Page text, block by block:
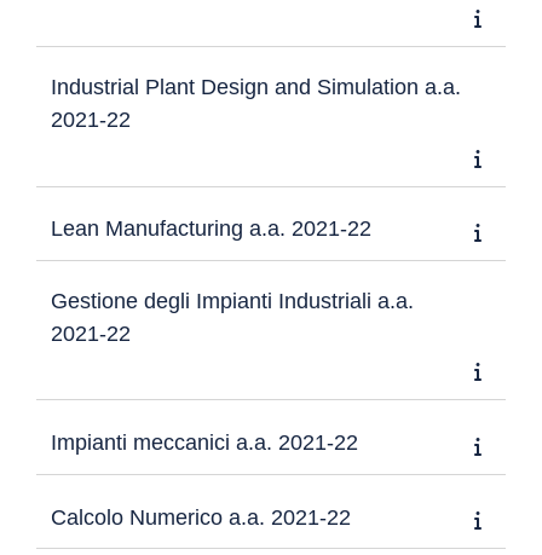
Industrial Plant Design and Simulation a.a.
2021-22
Lean Manufacturing a.a. 2021-22
Gestione degli Impianti Industriali a.a.
2021-22
Impianti meccanici a.a. 2021-22
Calcolo Numerico a.a. 2021-22